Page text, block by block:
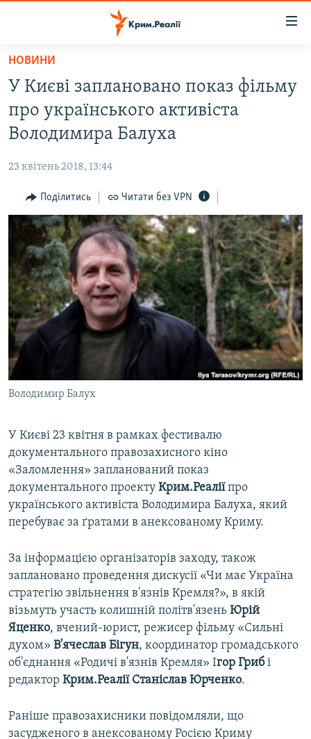
Перейти
основного
матеріалу
Перейти
до
основної
Перейти
до
пошуку
ВІДЕО ТА ФОТО
БЛОГИ
ПОГЛЯД
ІНТЕРВ'Ю
ВСЕ ЗА ДЕНЬ
СПЕЦПРОЕКТИ
ДЕПОРТАЦІЯ
ВІДЕОУРОКИ «ELIFBE»
СВІДЧЕННЯ ОКУПАЦІЇ
ІНФОГРАФІКА
ЯК ОБІЙТИ БЛОКУВАННЯ
Русский
Qırımtatar
ДОЛУЧАЙСЯ!
Усі сайти RFE/RL
НОВИНИ
У Києві заплановано показ фільму
про українського активіста
Володимира Балуха
23 квітень 2018, 13:44
Поділитись Читати без VPN
Володимир Балух
У Києві 23 квітня в рамках фестивалю
документального правозахисного кіно
«Заломлення» запланований показ
документального проекту Крим.Реаліїпро
українського активіста Володимира Балуха, який
перебуває за ґратами в анексованому Криму.
За інформацією організаторів заходу, також
заплановано проведення дискусії «Чи має Україна
стратегію звільнення в'язнів Кремля?», в якій
візьмуть участь колишній політв'язень Юрій
Яценко, вчений-юрист, режисер фільму «Сильні
духом» В'ячеслав Бігун, координатор громадського
об'єднання «Родичі в'язнів Кремля» Ігор Грибі
редактор Крим.Реалії Станіслав Юрченко.
Раніше правозахисники повідомляли, що
засудженого в анексованому Росією Криму